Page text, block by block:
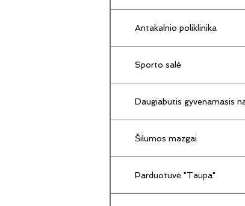
Antakalnio poliklinika
Sporto salė
Daugiabutis gyvenamasis
Šilumos mazgai
Parduotuvė "Taupa"